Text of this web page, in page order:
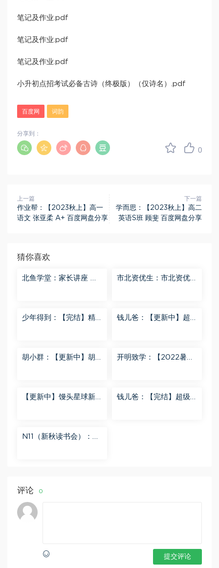
笔记及作业.pdf
笔记及作业.pdf
笔记及作业.pdf
小升初点招考试必备古诗（终极版）（仅诗名）.pdf
百度网 词韵
0
分享到：
上一篇
作业帮：【2023秋上】高一
语文 张亚柔 A+ 百度网盘分享
下一篇
学而思：【2023秋上】高二
英语S班 顾斐 百度网盘分享
猜你喜欢
北鱼学堂：家长讲座 百
市北资优生：市北资优
少年得到：【完结】精
钱儿爸：【更新中】超
胡小群：【更新中】胡
开明致学：【2022暑
【更新中】馒头星球新
钱儿爸：【完结】超级
N11（新秋读书会）：
评论 0
提交评论